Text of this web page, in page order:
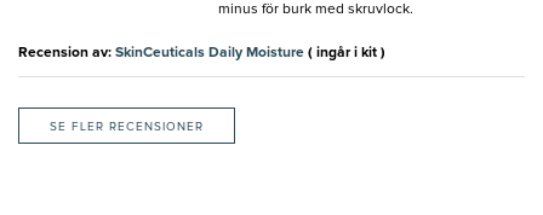
minus för burk med skruvlock.
Recension av: SkinCeuticals Daily Moisture ( ingår i kit )
SE FLER RECENSIONER